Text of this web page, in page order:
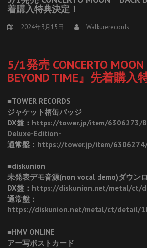
着購入特典決定！
2024年3月15日 Walkurerecords
5/1発売 CONCERTO MOON
BEYOND TIME』先着購入
■TOWER RECORDS
ジャケット柄缶バッジ
DX盤： https://tower.jp/item/6306273/
Deluxe-Edition-
通常盤： https://tower.jp/item/6306274/
■diskunion
未発表デモ音源(non vocal demo)ダウン
DX盤： https://diskunion.net/metal/ct/
通常盤：
https://diskunion.net/metal/ct/detail/
■HMV ONLINE
アー写ポストカード